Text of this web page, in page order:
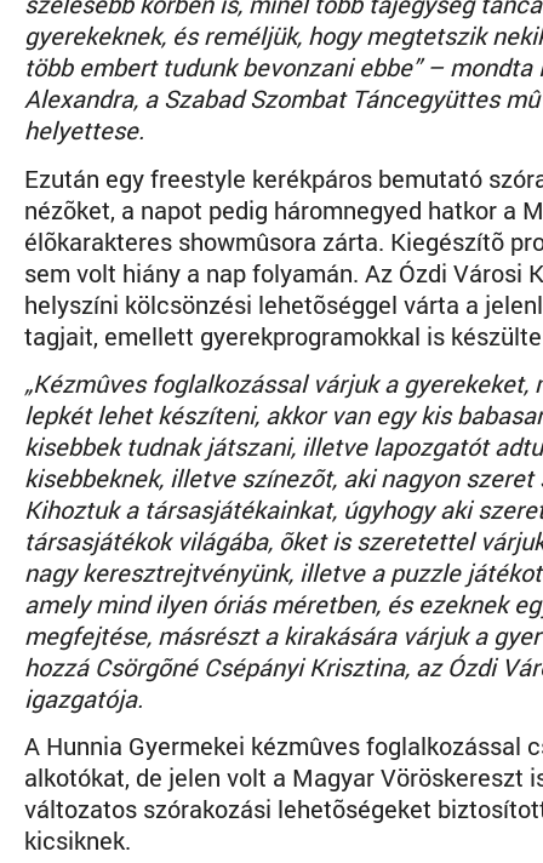
gyerekeknek, és reméljük, hogy megtetszik
több embert tudunk bevonzani ebbe” – mondta
Alexandra, a Szabad Szombat Táncegyüttes
helyettese.
Ezután egy freestyle kerékpáros bemutató
nézõket, a napot pedig háromnegyed hatkor a
élõkarakteres showmûsora zárta. Kiegészítõ
sem volt hiány a nap folyamán. Az Ózdi Városi
helyszíni kölcsönzési lehetõséggel várta a
tagjait, emellett gyerekprogramokkal is
„Kézmûves foglalkozással várjuk a gyerekeket,
lepkét lehet készíteni, akkor van egy kis
kisebbek tudnak játszani, illetve lapozgatót
kisebbeknek, illetve színezõt, aki nagyon szeret
Kihoztuk a társasjátékainkat, úgyhogy aki
társasjátékok világába, õket is szeretettel
nagy keresztrejtvényünk, illetve a puzzle
amely mind ilyen óriás méretben, és ezeknek
megfejtése, másrészt a kirakására várjuk a
hozzá Csörgõné Csépányi Krisztina, az Ózdi
igazgatója.
A Hunnia Gyermekei kézmûves foglalkozással
alkotókat, de jelen volt a Magyar Vöröskereszt
változatos szórakozási lehetõségeket
kicsiknek.